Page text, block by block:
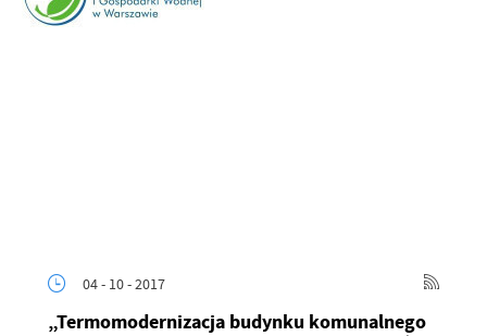
04 - 10 - 2017
„Termomodernizacja budynku komunalnego